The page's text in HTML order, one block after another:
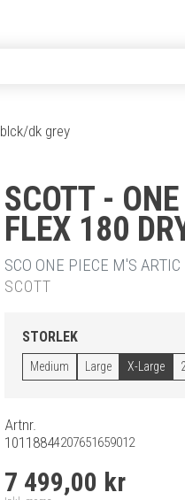
dk grey
SCOTT -
FLEX 180
SCO ONE PIECE M'S
SCOTT
STORLEK
Medium Large X-Large
Artnr.
10118844207651659012
7 499,00 kr